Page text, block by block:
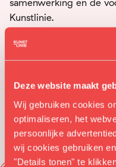
Deze website maakt
Wij gebruiken cookies
optimaliseren, het
persoonlijke
wij cookies gebruiken
"Details tonen" te
samenwerking en de
Kunstlinie.